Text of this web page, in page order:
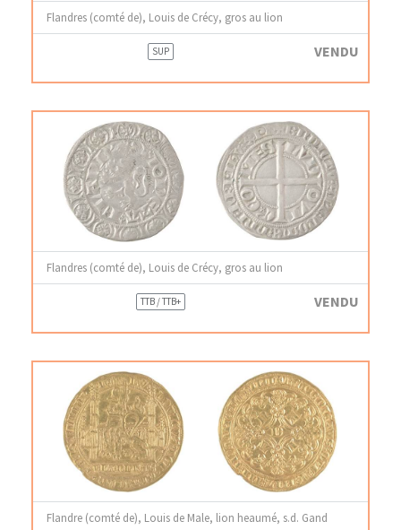
Flandres (comté de), Louis de Crécy, gros au lion
SUP VENDU
Flandres (comté de), Louis de Crécy, gros au lion
TTB / TTB+ VENDU
Flandre (comté de), Louis de Male, lion heaumé, s.d. Gand